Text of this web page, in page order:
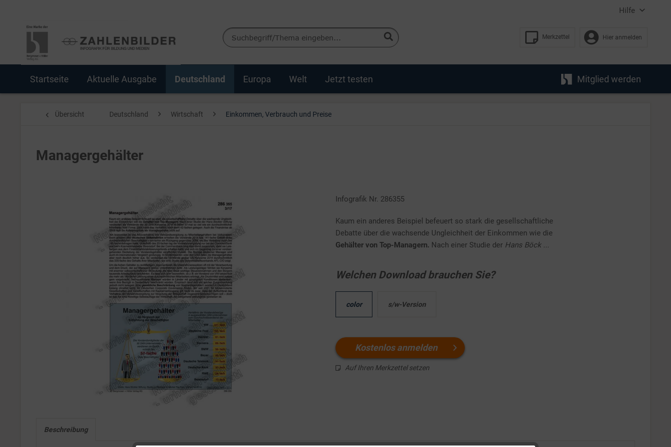
Hilfe
Merkzettel Hier anmelden
Startseite Aktuelle Ausgabe Deutschland Europa Welt Jetzt testen Mitglied werden
Übersicht Deutschland Wirtschaft Einkommen, Verbrauch und Preise
Managergehälter
Infografik Nr. 286355
Kaum ein anderes Beispiel befeuert so stark die gesellschaftliche
Debatte über die wachsende Ungleichheit der Einkommen wie die
Gehälter von Top-Managern. Nach einer Studie der Hans Böck ...
Welchen Download brauchen Sie?
color s/w-Version
Kostenlos anmelden
Auf Ihren Merkzettel setzen
Beschreibung